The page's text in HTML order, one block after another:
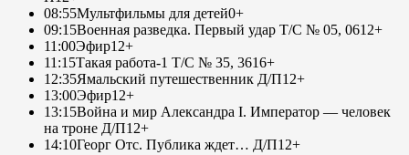
08:55Мультфильмы для детей0+
09:15Военная разведка. Первый удар Т/С № 05, 0612+
11:00Эфир12+
11:15Такая работа-1 Т/С № 35, 3616+
12:35Ямальский путешественник Д/П12+
13:00Эфир12+
13:15Война и мир Александра I. Император — человек
на троне Д/П12+
14:10Георг Отс. Публика ждет… Д/П12+